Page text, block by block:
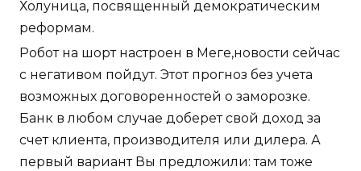
Холуница, посвященный демократическим
реформам.
Робот на шорт настроен в Меге,новости сейчас
с негативом пойдут. Этот прогноз без учета
возможных договоренностей о заморозке.
Банк в любом случае доберет свой доход за
счет клиента, производителя или дилера. А
первый вариант Вы предложили: там тоже